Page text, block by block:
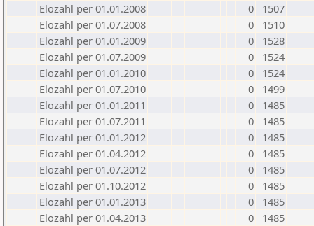
Elozahl per 01.01.2008
0
1507
Elozahl per 01.07.2008
0
1510
Elozahl per 01.01.2009
0
1528
Elozahl per 01.07.2009
0
1524
Elozahl per 01.01.2010
0
1524
Elozahl per 01.07.2010
0
1499
Elozahl per 01.01.2011
0
1485
Elozahl per 01.07.2011
0
1485
Elozahl per 01.01.2012
0
1485
Elozahl per 01.04.2012
0
1485
Elozahl per 01.07.2012
0
1485
Elozahl per 01.10.2012
0
1485
Elozahl per 01.01.2013
0
1485
Elozahl per 01.04.2013
0
1485